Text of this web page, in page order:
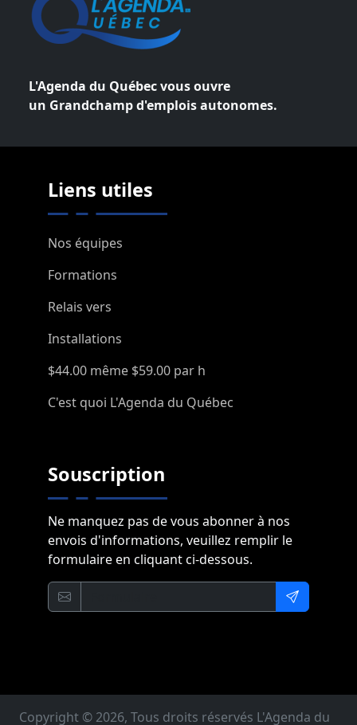
L'Agenda du Québec vous ouvre
un Grandchamp d'emplois autonomes.
Liens utiles
Nos équipes
Formations
Relais vers
Installations
$44.00 même $59.00 par h
C'est quoi L'Agenda du Québec
Souscription
Ne manquez pas de vous abonner à nos
envois d'informations, veuillez remplir le
formulaire en cliquant ci-dessous.
Copyright © 2026, Tous droits réservés L'Agenda du